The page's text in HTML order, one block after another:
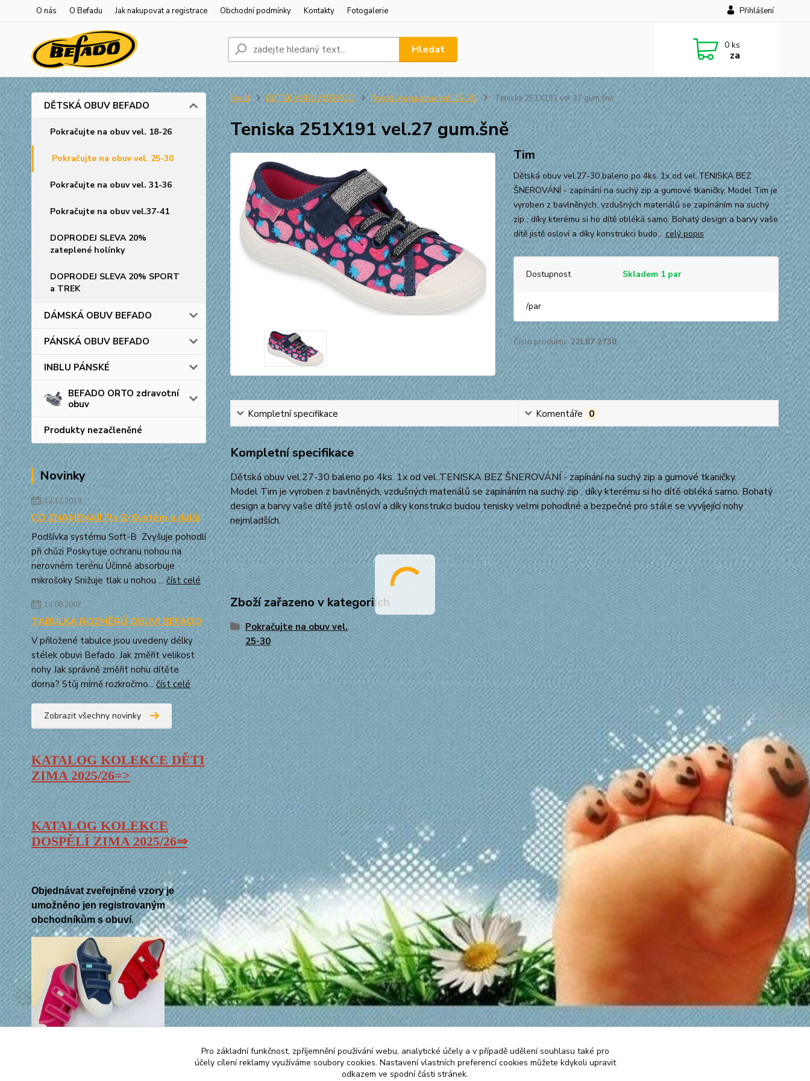
O nás O Befadu Jak nakupovat a registrace Obchodní podmínky Kontakty Fotogalerie Přihlášení
Hledat 0 ks
za
DĚTSKÁ OBUV BEFADO
Pokračujte na obuv vel. 18-26
Pokračujte na obuv vel. 25-30
Pokračujte na obuv vel. 31-36
Pokračujte na obuv vel.37-41
DOPRODEJ SLEVA 20%
zateplené holínky
DOPRODEJ SLEVA 20% SPORT
a TREK
DÁMSKÁ OBUV BEFADO
PÁNSKÁ OBUV BEFADO
INBLU PÁNSKÉ
BEFADO ORTO zdravotní
obuv
Produkty nezačleněné
Novinky
12.12.2019
CO ZNAMENAJÍ Fly B-Systém a další
Podšívka systému Soft-B Zvyšuje pohodlí
při chůzi Poskytuje ochranu nohou na
nerovném terénu Účinně absorbuje
mikrošoky Snižuje tlak u nohou ... číst celé
13.08.2007
TABULKA ROZMĚRŮ OBUVI BEFADO
V přiložené tabulce jsou uvedeny délky
stélek obuvi Befado. Jak změřit velikost
nohy Jak správně změřit nohu dítěte
doma? Stůj mírně rozkročmo... číst celé
Zobrazit všechny novinky
KATALOG KOLEKCE DĚTI
ZIMA2025/26=>
KATALOG KOLEKCE
DOSPĚLÍ ZIMA 2025/26⇒
Objednávat zveřejněné vzory je
umožněno jen registrovaným
obchodníkům s obuví.
Úvod DĚTSKÁ OBUV BEFADO Pokračujte na obuv vel. 25-30 Teniska 251X191 vel.27 gum.šně
Teniska 251X191 vel.27 gum.šně
Tim
Dětská obuv vel.27-30 baleno po 4ks. 1x od vel..TENISKA BEZ
ŠNEROVÁNÍ - zapínání na suchý zip a gumové tkaničky. Model Tim je
vyroben z bavlněných, vzdušných materiálů se zapínáním na suchý
zip , díky kterému si ho dítě obléká samo. Bohatý design a barvy vaše
dítě jistě osloví a díky konstrukci budo...celý popis
Dostupnost Skladem 1 par
/par
Číslo produktu: 22L87 2730
Kompletní specifikace Komentáře 0
Kompletní specifikace
Dětská obuv vel.27-30 baleno po 4ks. 1x od vel..TENISKA BEZ ŠNEROVÁNÍ - zapínání na suchý zip a gumové tkaničky.
Model Tim je vyroben z bavlněných, vzdušných materiálů se zapínáním na suchý zip , díky kterému si ho dítě obléká samo. Bohatý
design a barvy vaše dítě jistě osloví a díky konstrukci budou tenisky velmi pohodlné a bezpečné pro stále se vyvíjející nohy
nejmladších.
Zboží zařazeno v kategoriích
Pokračujte na obuv vel.
25-30
Pro základní funkčnost, zpříjemnění používání webu, analytické účely a v případě udělení souhlasu také pro
účely cílení reklamy využíváme soubory cookies. Nastavení vlastních preferencí cookies můžete kdykoli upravit
odkazem ve spodní části stránek.